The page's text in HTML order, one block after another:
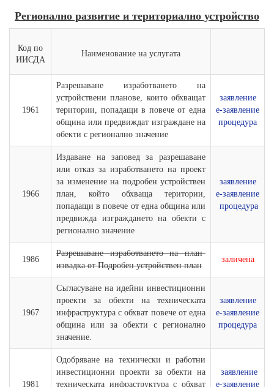
Регионално развитие и териториално устройство
Код по
ИИСДА
Наименование на услугата
1961
Разрешаване изработването на
устройствени планове, които обхващат
територии, попадащи в повече от една
община или предвиждат изграждане на
обекти с регионално значение
заявление
е-заявление
процедура
1966
Издаване на заповед за разрешаване
или отказ за изработването на проект
за изменение на подробен устройствен
план, който обхваща територии,
попадащи в повече от една община или
предвижда изграждането на обекти с
регионално значение
заявление
е-заявление
процедура
1986
Разрешаване изработването на план-
извадка от Подробен устройствен план
заличена
1967
Съгласуване на идейни инвестиционни
проекти за обекти на техническата
инфраструктура с обхват повече от една
община или за обекти с регионално
значение.
заявление
е-заявление
процедура
1981
Одобряване на технически и работни
инвестиционни проекти за обекти на
техническата инфраструктура с обхват
заявление
е-заявление